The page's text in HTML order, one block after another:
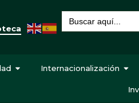
Buscar:
Internacionalización